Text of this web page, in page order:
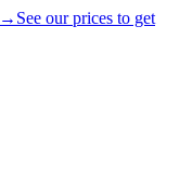
→ See our prices to get